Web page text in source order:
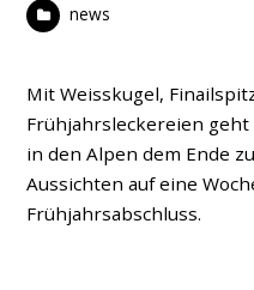
news
Mit Weisskugel,
Frühjahrsleckereien
in den Alpen dem Ende
Aussichten auf eine
Frühjahrsabschluss.